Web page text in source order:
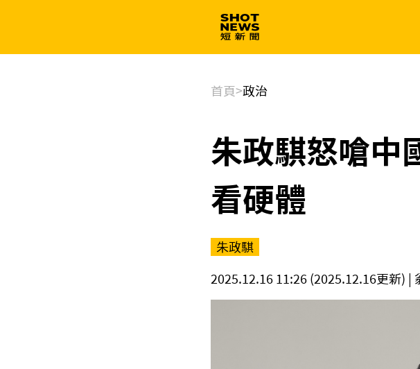
首頁>政治
朱政騏怒嗆中
看硬體
朱政騏
2025.12.16 11:26 (2025.12.16更新) |